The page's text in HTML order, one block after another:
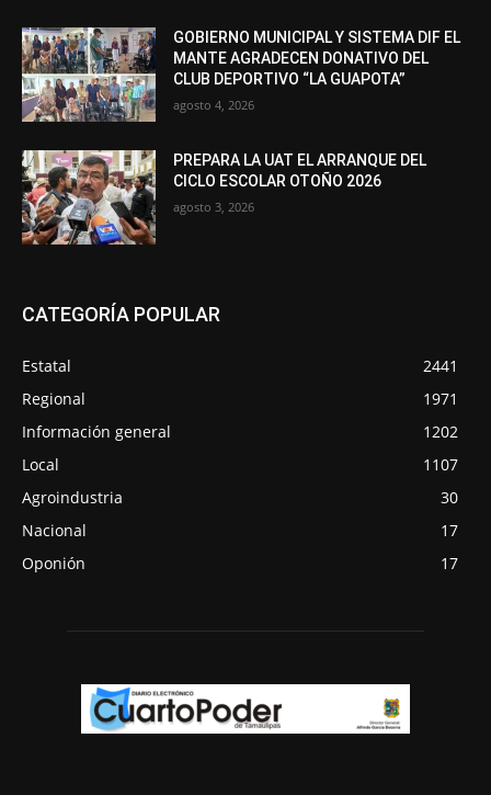
GOBIERNO MUNICIPAL Y SISTEMA DIF EL
MANTE AGRADECEN DONATIVO DEL
CLUB DEPORTIVO “LA GUAPOTA”
agosto 4, 2026
PREPARA LA UAT EL ARRANQUE DEL
CICLO ESCOLAR OTOÑO 2026
agosto 3, 2026
CATEGORÍA POPULAR
Estatal
2441
Regional
1971
Información general
1202
Local
1107
Agroindustria
30
Nacional
17
Oponión
17